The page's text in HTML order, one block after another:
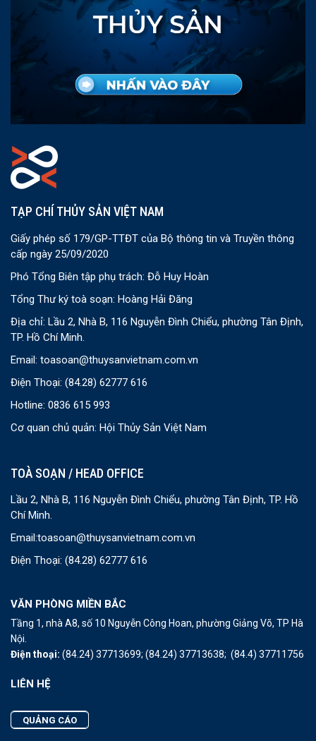
TẠP CHÍ THỦY SẢN VIỆT NAM
Giấy phép số 179/GP-TTĐT của Bộ thông tin và Truyền thông
cấp ngày 25/09/2020
Phó Tổng Biên tập phụ trách: Đỗ Huy Hoàn
Tổng Thư ký toà soạn: Hoàng Hải Đăng
Địa chỉ: Lầu 2, Nhà B, 116 Nguyễn Đình Chiểu, phường Tân Định,
TP. Hồ Chí Minh.
Email: toasoan@thuysanvietnam.com.vn
Điện Thoại: (84.28) 62777 616
Hotline: 0836 615 993
Cơ quan chủ quản: Hội Thủy Sản Việt Nam
TOÀ SOẠN / HEAD OFFICE
Lầu 2, Nhà B, 116 Nguyễn Đình Chiểu, phường Tân Định, TP. Hồ
Chí Minh.
Email:toasoan@thuysanvietnam.com.vn
Điện Thoại: (84.28) 62777 616
VĂN PHÒNG MIỀN BẮC
Tầng 1, nhà A8, số 10 Nguyễn Công Hoan, phường Giảng Võ, TP Hà
Nội.
Điện thoại: (84.24) 37713699; (84.24) 37713638; (84.4) 37711756
LIÊN HỆ
QUẢNG CÁO